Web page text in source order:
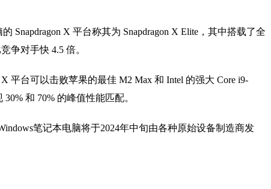
Snapdragon X 平台称其为 Snapdragon X Elite，其中搭载了全
争对手快 4.5 倍。
平台可以击败苹果的最佳 M2 Max 和 Intel 的强大 Core i9-
和 70% 的峰值性能匹配。
笔记本电脑将于2024年中旬由各种原始设备制造商发